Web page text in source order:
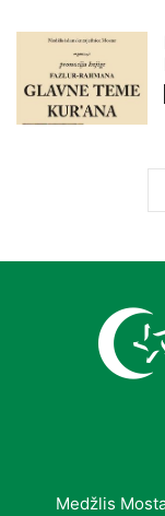
Medžlis